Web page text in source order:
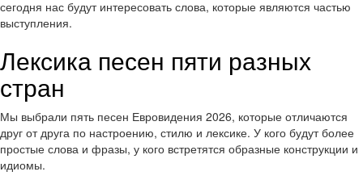
сегодня нас будут интересовать слова, которые являются частью
выступления.
Лексика песен пяти разных
стран
Мы выбрали пять песен Евровидения 2026, которые отличаются
друг от друга по настроению, стилю и лексике. У кого будут более
простые слова и фразы, у кого встретятся образные конструкции и
идиомы.